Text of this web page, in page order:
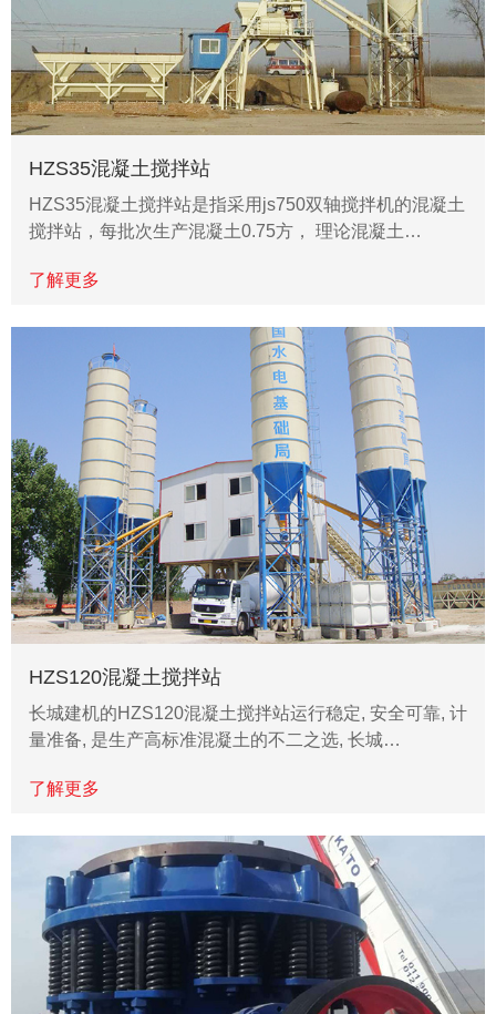
HZS35混凝土搅拌站
HZS35混凝土搅拌站是指采用js750双轴搅拌机的混凝土
搅拌站，每批次生产混凝土0.75方， 理论混凝土…
了解更多
HZS120混凝土搅拌站
长城建机的HZS120混凝土搅拌站运行稳定, 安全可靠, 计
量准备, 是生产高标准混凝土的不二之选, 长城…
了解更多